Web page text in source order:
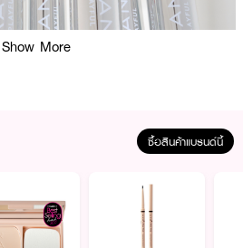
Show More
ซื้อสินค้าแบรนด์นี้